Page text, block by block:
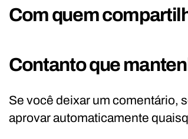
Com quem
Contanto que
Se você deixar um comentário,
aprovar automaticamente